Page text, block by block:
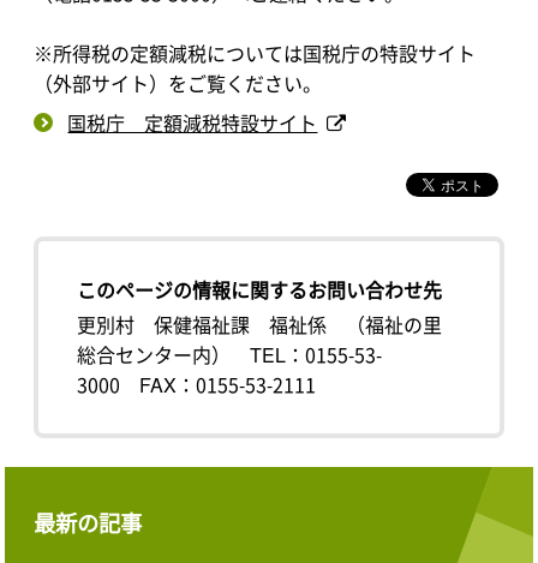
※所得税の定額減税については国税庁の特設サイト
（外部サイト）をご覧ください。
国税庁 定額減税特設サイト
このページの情報に関するお問い合わせ先
更別村 保健福祉課 福祉係 （福祉の里
総合センター内）
TEL：0155-53-
3000
FAX：0155-53-2111
最新の記事